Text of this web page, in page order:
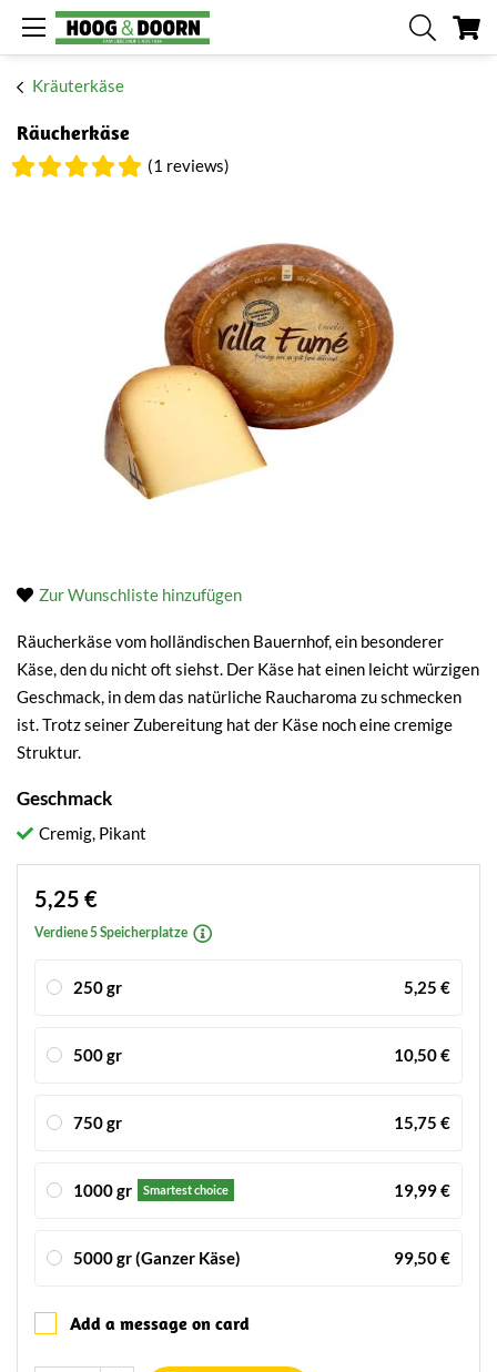
Kräuterkäse
Räucherkäse
(1 reviews)
Zur Wunschliste hinzufügen
Räucherkäse vom holländischen Bauernhof, ein besonderer
Käse, den du nicht oft siehst. Der Käse hat einen leicht würzigen
Geschmack, in dem das natürliche Raucharoma zu schmecken
ist. Trotz seiner Zubereitung hat der Käse noch eine cremige
Struktur.
Geschmack
Cremig, Pikant
5,25 €
Verdiene 5 Speicherplatze
250 gr 5,25 €
500 gr 10,50 €
750 gr 15,75 €
1000 gr Smartest choice 19,99 €
5000 gr (Ganzer Käse) 99,50 €
Add a message on card